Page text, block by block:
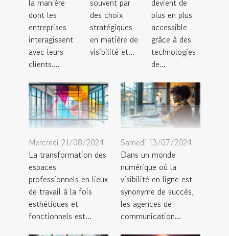
dont les
entreprises
interagissent
avec leurs
clients....
des choix
stratégiques
en matière de
visibilité et...
plus en plus
accessible
grâce à des
technologies
de...
Mercredi 21/08/2024
La transformation des
espaces
professionnels en lieux
de travail à la fois
esthétiques et
fonctionnels est...
Samedi 13/07/2024
Dans un monde
numérique où la
visibilité en ligne est
synonyme de succès,
les agences de
communication...